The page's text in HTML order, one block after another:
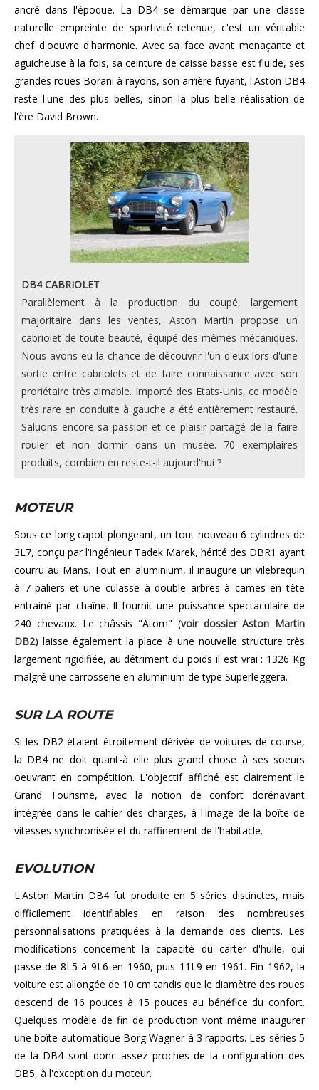
ancré dans l'époque. La DB4 se démarque par une classe
naturelle empreinte de sportivité retenue, c'est un véritable
chef d'oeuvre d'harmonie. Avec sa face avant menaçante et
aguicheuse à la fois, sa ceinture de caisse basse est fluide, ses
grandes roues Borani à rayons, son arrière fuyant, l'Aston DB4
reste l'une des plus belles, sinon la plus belle réalisation de
l'ère David Brown.
DB4 CABRIOLET
Parallèlement à la production du coupé, largement
majoritaire dans les ventes, Aston Martin propose un
cabriolet de toute beauté, équipé des mêmes mécaniques.
Nous avons eu la chance de découvrir l'un d'eux lors d'une
sortie entre cabriolets et de faire connaissance avec son
proriétaire très aimable. Importé des Etats-Unis, ce modèle
très rare en conduite à gauche a été entièrement restauré.
Saluons encore sa passion et ce plaisir partagé de la faire
rouler et non dormir dans un musée. 70 exemplaires
produits, combien en reste-t-il aujourd'hui ?
MOTEUR
Sous ce long capot plongeant, un tout nouveau 6 cylindres de
3L7, conçu par l'ingénieur Tadek Marek, hérité des DBR1 ayant
courru au Mans. Tout en aluminium, il inaugure un vilebrequin
à 7 paliers et une culasse à double arbres à cames en tête
entrainé par chaîne. Il fournit une puissance spectaculaire de
240 chevaux. Le châssis "Atom" (voir dossier Aston Martin
DB2) laisse également la place à une nouvelle structure très
largement rigidifiée, au détriment du poids il est vrai : 1326 Kg
malgré une carrosserie en aluminium de type Superleggera.
SUR LA ROUTE
Si les DB2 étaient étroitement dérivée de voitures de course,
la DB4 ne doit quant-à elle plus grand chose à ses soeurs
oeuvrant en compétition. L'objectif affiché est clairement le
Grand Tourisme, avec la notion de confort dorénavant
intégrée dans le cahier des charges, à l'image de la boîte de
vitesses synchronisée et du raffinement de l'habitacle.
EVOLUTION
L'Aston Martin DB4 fut produite en 5 séries distinctes, mais
difficilement identifiables en raison des nombreuses
personnalisations pratiquées à la demande des clients. Les
modifications concernent la capacité du carter d'huile, qui
passe de 8L5 à 9L6 en 1960, puis 11L9 en 1961. Fin 1962, la
voiture est allongée de 10 cm tandis que le diamètre des roues
descend de 16 pouces à 15 pouces au bénéfice du confort.
Quelques modèle de fin de production vont même inaugurer
une boîte automatique Borg Wagner à 3 rapports. Les séries 5
de la DB4 sont donc assez proches de la configuration des
DB5, à l'exception du moteur.